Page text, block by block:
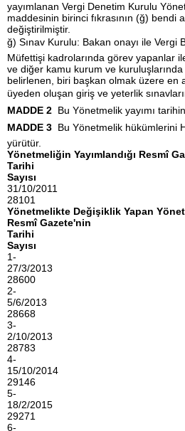
yayımlanan Vergi Denetim Kurulu
maddesinin birinci fıkrasının (ğ) bendi
değiştirilmiştir.
ğ) Sınav Kurulu: Bakan onayı ile Vergi
Müfettişi kadrolarında görev yapanlar
ve diğer kamu kurum ve
belirlenen, biri başkan olmak üzere en
üyeden oluşan giriş ve yeterlik
MADDE 2  Bu Yönetmelik yayımı
MADDE 3  Bu Yönetmelik hükümlerini
yürütür.
Yönetmeliğin Yayımlandığı Resmî
Tarihi
Sayısı
31/10/2011
28101
Yönetmelikte Değişiklik Yapan
Resmî Gazete'nin
Tarihi
Sayısı
1-
27/3/2013
28600
2-
5/6/2013
28668
3-
2/10/2013
28783
4-
15/10/2014
29146
5-
18/2/2015
29271
6-